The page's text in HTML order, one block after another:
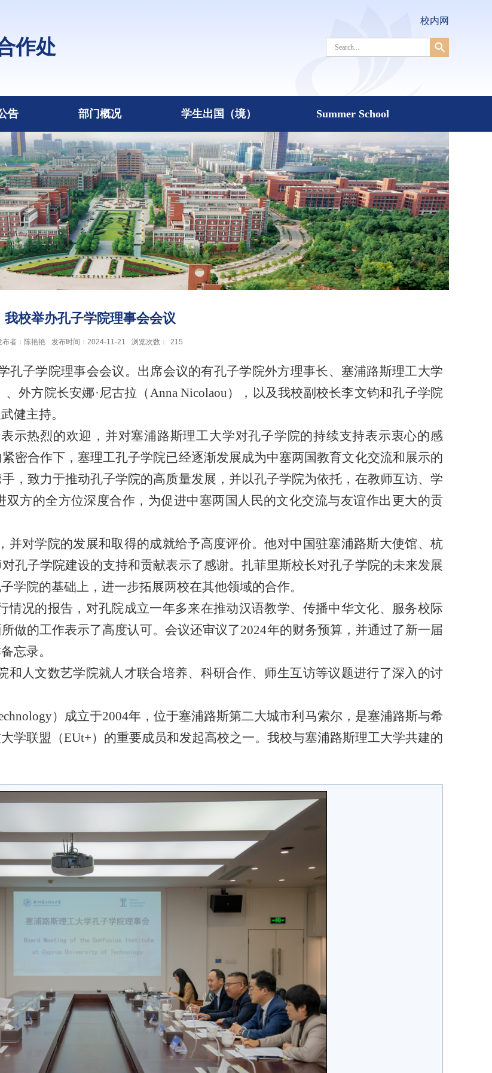
作处
校内网
告 部门概况 学生出国（境） Summer School
我校举办孔子学院理事会会议
布者：陈艳艳 发布时间：2024-11-21 浏览次数： 215
孔子学院理事会会议。出席会议的有孔子学院外方理事长、塞浦路斯理工大学
、外方院长安娜·尼古拉（Anna Nicolaou），以及我校副校长李文钧和孔子学院
健主持。
示热烈的欢迎，并对塞浦路斯理工大学对孔子学院的持续支持表示衷心的感
密合作下，塞理工孔子学院已经逐渐发展成为中塞两国教育文化交流和展示的
，致力于推动孔子学院的高质量发展，并以孔子学院为依托，在教师互访、学
方的全方位深度合作，为促进中塞两国人民的文化交流与友谊作出更大的贡
并对学院的发展和取得的成就给予高度评价。他对中国驻塞浦路斯大使馆、杭
孔子学院建设的支持和贡献表示了感谢。扎菲里斯校长对孔子学院的未来发展
学院的基础上，进一步拓展两校在其他领域的合作。
情况的报告，对孔院成立一年多来在推动汉语教学、传播中华文化、服务校际
做的工作表示了高度认可。会议还审议了2024年的财务预算，并通过了新一届
忘录。
和人文数艺学院就人才联合培养、科研合作、师生互访等议题进行了深入的讨
）成立于2004年，位于塞浦路斯第二大城市利马索尔，是塞浦路斯与希
学联盟（EUt+）的重要成员和发起高校之一。我校与塞浦路斯理工大学共建的